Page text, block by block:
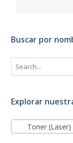
Buscar por
Explorar
Toner (Laser)